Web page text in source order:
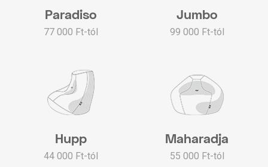
Paradiso
77 000 Ft-tól
Jumbo
99 000 Ft-tól
Hupp
44 000 Ft-tól
Maharadja
55 000 Ft-tól